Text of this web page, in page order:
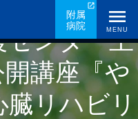
附属
病院
MENU
卒中・心
ンター主
講座『や
リハビリ